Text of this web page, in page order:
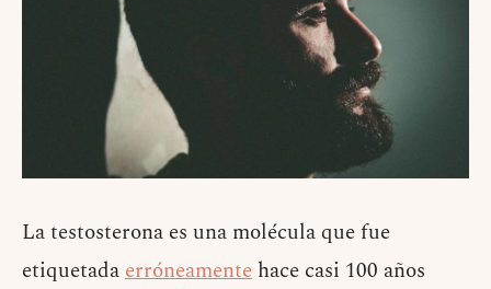
La testosterona es una molécula que fue
etiquetadaerróneamente hace casi 100 años